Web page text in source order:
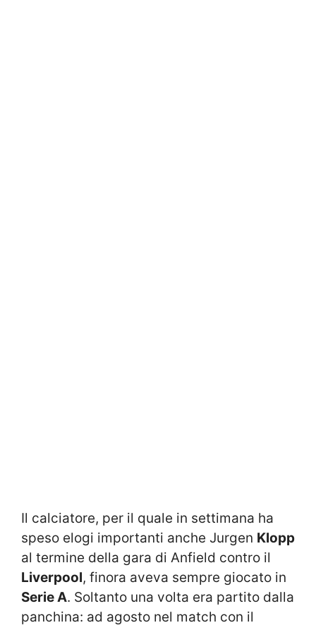
Il calciatore, per il quale in settimana ha
speso elogi importanti anche Jurgen Klopp
al termine della gara di Anfield contro il
Liverpool, finora aveva sempre giocato in
Serie A. Soltanto una volta era partito dalla
panchina: ad agosto nel match con il